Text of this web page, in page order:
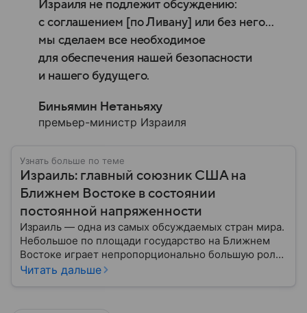
Израиля не подлежит обсуждению:
с соглашением [по Ливану] или без него…
мы сделаем все необходимое
для обеспечения нашей безопасности
и нашего будущего.
Биньямин Нетаньяху
премьер-министр Израиля
Узнать больше по теме
Израиль: главный союзник США на
Ближнем Востоке в состоянии
постоянной напряженности
Израиль — одна из самых обсуждаемых стран мира.
Небольшое по площади государство на Ближнем
Востоке играет непропорционально большую роль
в международной политике, безопасности и
Читать дальше